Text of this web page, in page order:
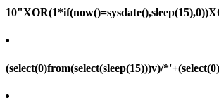
(select(0)from(select(sleep(15)))v)/